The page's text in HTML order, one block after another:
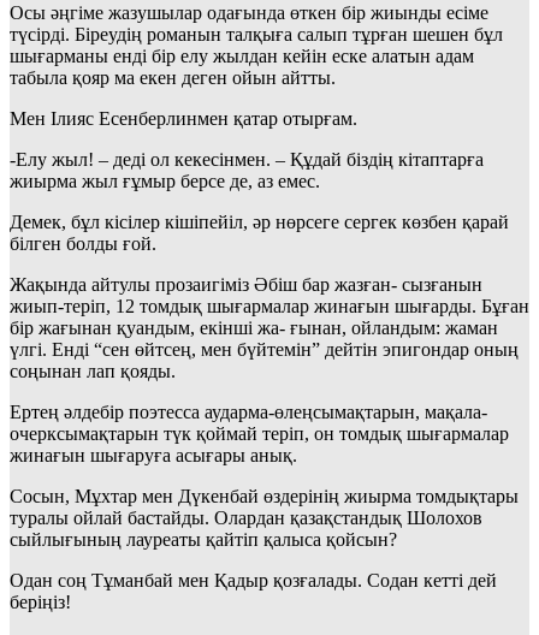
Осы әңгіме жазушылар одағында өткен бір жиынды есіме
түсірді. Біреудің романын талқыға салып тұрған шешен бұл
шығарманы енді бір елу жылдан кейін еске алатын адам
табыла қояр ма екен деген ойын айтты.
Мен Ілияс Есенберлинмен қатар отырғам.
-Елу жыл! – деді ол кекесінмен. – Құдай біздің кітаптарға
жиырма жыл ғұмыр берсе де, аз емес.
Демек, бұл кісілер кішіпейіл, әр нөрсеге сергек көзбен қарай
білген болды ғой.
Жақында айтулы прозаигіміз Әбіш бар жазған- сызғанын
жиып-теріп, 12 томдық шығармалар жинағын шығарды. Бұған
бір жағынан қуандым, екінші жа- ғынан, ойландым: жаман
үлгі. Енді “сен өйтсең, мен бүйтемін” дейтін эпигондар оның
соңынан лап қояды.
Ертең әлдебір поэтесса аударма-өлеңсымақтарын, мақала-
очерксымақтарын түк қоймай теріп, он томдық шығармалар
жинағын шығаруға асығары анық.
Сосын, Мұхтар мен Дүкенбай өздерінің жиырма томдықтары
туралы ойлай бастайды. Олардан қазақстандық Шолохов
сыйлығының лауреаты қайтіп қалыса қойсын?
Одан соң Тұманбай мен Қадыр қозғалады. Содан кетті дей
беріңіз!